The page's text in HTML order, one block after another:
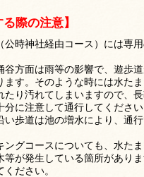
際の注意】
公時神社経由コース）には専
谷方面は雨等の影響で、遊歩
ます。そのような時には水た
たり汚れてしまいますので、
分に注意して通行してください
い歩道は池の増水により、通
ングコースについても、水た
等が発生している箇所があり
ださい。